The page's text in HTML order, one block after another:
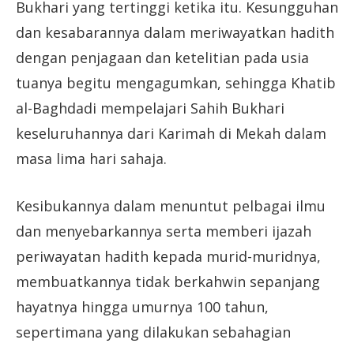
Bukhari yang tertinggi ketika itu. Kesungguhan
dan kesabarannya dalam meriwayatkan hadith
dengan penjagaan dan ketelitian pada usia
tuanya begitu mengagumkan, sehingga Khatib
al-Baghdadi mempelajari Sahih Bukhari
keseluruhannya dari Karimah di Mekah dalam
masa lima hari sahaja.
Kesibukannya dalam menuntut pelbagai ilmu
dan menyebarkannya serta memberi ijazah
periwayatan hadith kepada murid-muridnya,
membuatkannya tidak berkahwin sepanjang
hayatnya hingga umurnya 100 tahun,
sepertimana yang dilakukan sebahagian